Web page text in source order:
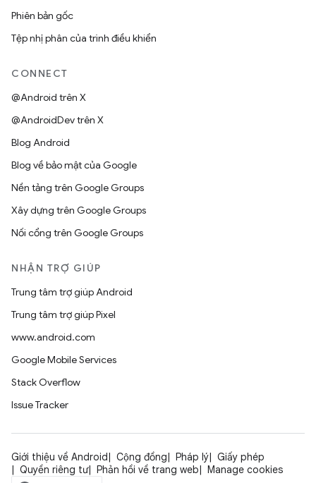
Phiên bản gốc
Tệp nhị phân của trình điều khiển
CONNECT
@Android trên X
@AndroidDev trên X
Blog Android
Blog về bảo mật của Google
Nền tảng trên Google Groups
Xây dựng trên Google Groups
Nối cổng trên Google Groups
NHẬN TRỢ GIÚP
Trung tâm trợ giúp Android
Trung tâm trợ giúp Pixel
www.android.com
Google Mobile Services
Stack Overflow
Issue Tracker
Giới thiệu về Android Cộng đồng Pháp lý
Giấy phép
Quyền riêng tư
Phản hồi về trang web Manage cookies